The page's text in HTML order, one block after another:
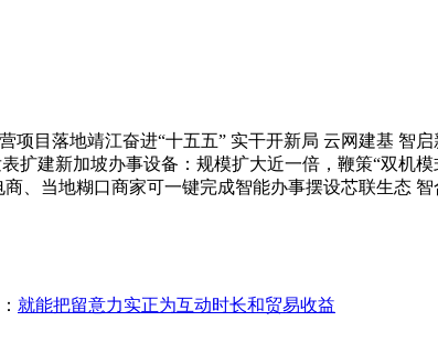
落地靖江奋进“十五五” 实干开新局 云网建基 智启
扩建新加坡办事设备：规模扩大近一倍，鞭策“双机
、当地糊口商家可一键完成智能办事摆设芯联生态
就能把留意力实正为互动时长和贸易收益